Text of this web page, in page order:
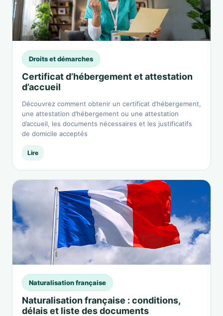
Droits et démarches
Certificat d’hébergement et attestation
d’accueil
Découvrez comment obtenir un certificat d’hébergement,
une attestation d’hébergement ou une attestation
d’accueil, les documents nécessaires et les justificatifs
de domicile acceptés
Lire
Naturalisation française
Naturalisation française : conditions,
délais et liste des documents